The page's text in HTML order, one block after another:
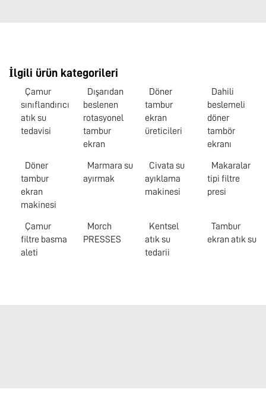
İlgili ürün kategorileri
Çamur
sınıflandırıcı
atık su
tedavisi
Dışarıdan
beslenen
rotasyonel
tambur
ekran
Döner
tambur
ekran
üreticileri
Dahili
beslemeli
döner
tambör
ekranı
Döner
tambur
ekran
makinesi
Marmara su
ayırmak
Civata su
ayıklama
makinesi
Makaralar
tipi filtre
presi
Çamur
filtre basma
aleti
Morch
PRESSES
Kentsel
atık su
tedarii
Tambur
ekran atık su